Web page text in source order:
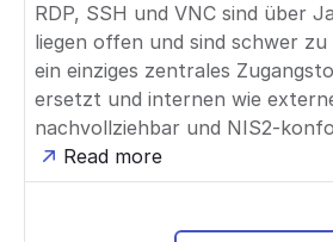
RDP, SSH und VNC sind über
liegen offen und sind schwer
ein einziges zentrales
ersetzt und internen wie
nachvollziehbar und NIS2-
Read more